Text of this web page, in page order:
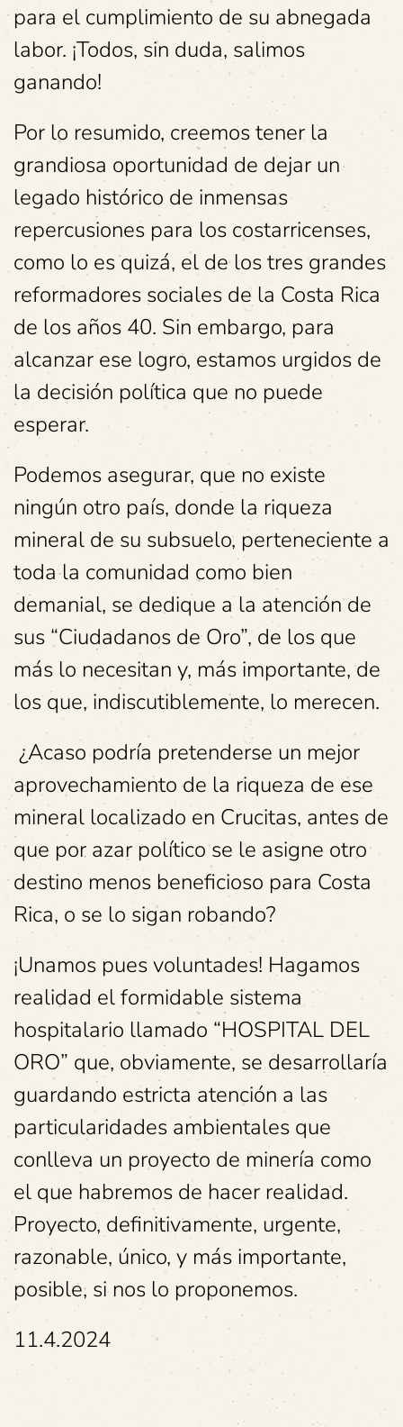
para el cumplimiento de su abnegada
labor. ¡Todos, sin duda, salimos
ganando!
Por lo resumido, creemos tener la
grandiosa oportunidad de dejar un
legado histórico de inmensas
repercusiones para los costarricenses,
como lo es quizá, el de los tres grandes
reformadores sociales de la Costa Rica
de los años 40. Sin embargo, para
alcanzar ese logro, estamos urgidos de
la decisión política que no puede
esperar.
Podemos asegurar, que no existe
ningún otro país, donde la riqueza
mineral de su subsuelo, perteneciente a
toda la comunidad como bien
demanial, se dedique a la atención de
sus “Ciudadanos de Oro”, de los que
más lo necesitan y, más importante, de
los que, indiscutiblemente, lo merecen.
¿Acaso podría pretenderse un mejor
aprovechamiento de la riqueza de ese
mineral localizado en Crucitas, antes de
que por azar político se le asigne otro
destino menos beneficioso para Costa
Rica, o se lo sigan robando?
¡Unamos pues voluntades! Hagamos
realidad el formidable sistema
hospitalario llamado “HOSPITAL DEL
ORO” que, obviamente, se desarrollaría
guardando estricta atención a las
particularidades ambientales que
conlleva un proyecto de minería como
el que habremos de hacer realidad.
Proyecto, definitivamente, urgente,
razonable, único, y más importante,
posible, si nos lo proponemos.
11.4.2024